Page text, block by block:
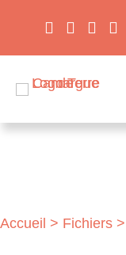
Accueil > Fichiers >